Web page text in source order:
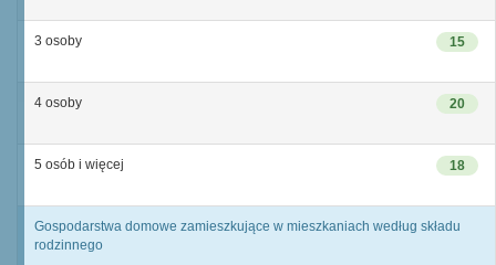
15
3 osoby
20
4 osoby
18
5 osób i więcej
Gospodarstwa domowe zamieszkujące w mieszkaniach według składu
rodzinnego